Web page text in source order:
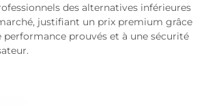
des alternatives inférieures
justifiant un prix premium grâce
performance prouvés et à une sécurité